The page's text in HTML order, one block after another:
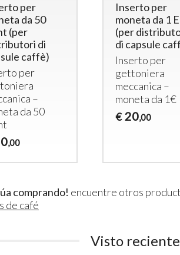
per
da 50
(per
di
caffè)
per
–
da 50
,00
Inserto per
moneta da 1
(per
di capsule
Inserto per
gettoniera
meccanica –
moneta da 1€
€ 20,00
comprando! encuentre otros
de café
VistoGettoniera